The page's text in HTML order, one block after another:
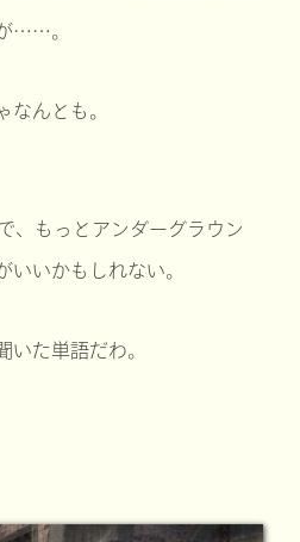
……。
なんとも。
、もっとアンダーグラウン
いいかもしれない。
た単語だわ。